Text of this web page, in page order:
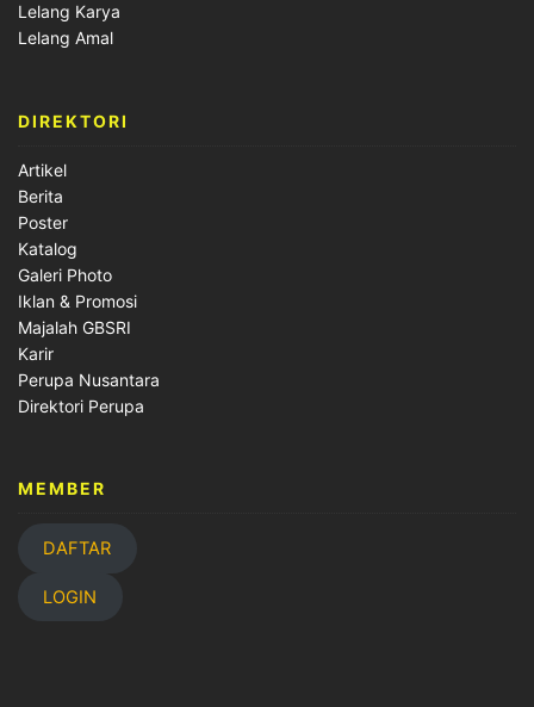
Lelang Karya
Lelang Amal
DIREKTORI
Artikel
Berita
Poster
Katalog
Galeri Photo
Iklan & Promosi
Majalah GBSRI
Karir
Perupa Nusantara
Direktori Perupa
MEMBER
DAFTAR
LOGIN